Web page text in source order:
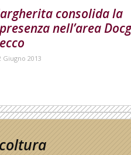
consolida la
nell’area Docg
Giugno 2013